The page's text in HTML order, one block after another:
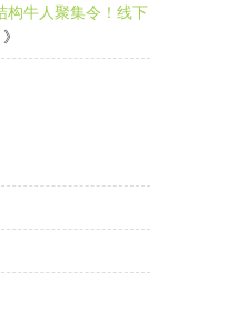
构牛人聚集令！线下
》